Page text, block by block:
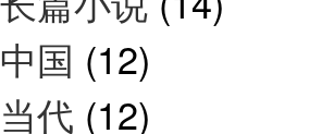
中国 (12)
当代 (12)